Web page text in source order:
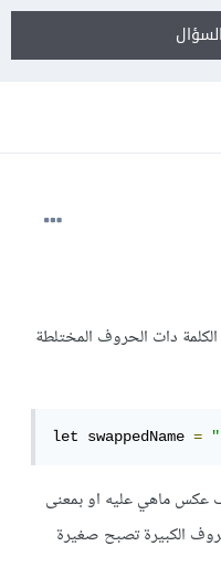
دات الحروف المختلطة
let swappedName =
عكس ماهي عليه او بمعنى
الكبيرة تصبح صغيرة